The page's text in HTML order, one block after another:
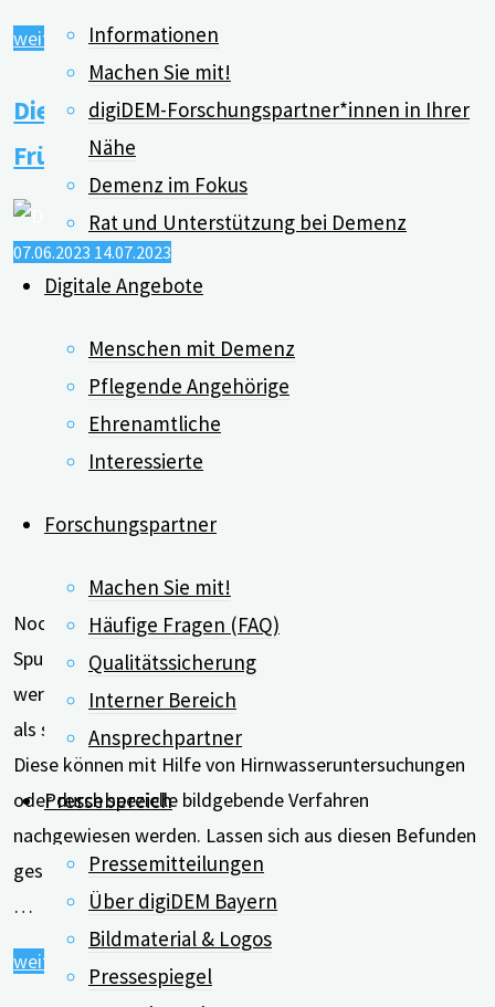
Informationen
Machen Sie mit!
digiDEM-Forschungspartner*innen in Ihrer
Nähe
Demenz im Fokus
Rat und Unterstützung bei Demenz
Digitale Angebote
Menschen mit Demenz
Pflegende Angehörige
Ehrenamtliche
Interessierte
Forschungspartner
Machen Sie mit!
Häufige Fragen (FAQ)
Qualitätssicherung
Interner Bereich
Ansprechpartner
Pressebereich
Pressemitteilungen
Über digiDEM Bayern
Bildmaterial & Logos
Pressespiegel
weiterlesen"Digitale
Biografiearbeit
bei
Menschen
mit
Demenz"
Die Kontroverse um die Alzheimer-
Frühdiagnostik
07.06.2023 14.07.2023
Noch bevor eine Demenz auftritt, kann frühzeitig nach
Spuren biologischer Veränderungen im Gehirn gesucht
werden. Dies sind zum Beispiel Eiweißablagerungen, die
als sogenannte Beta-Amyloid-Proteine bekannt sind.
Diese können mit Hilfe von Hirnwasseruntersuchungen
oder durch spezielle bildgebende Verfahren
nachgewiesen werden. Lassen sich aus diesen Befunden
gesicherte Schlussfolgerungen auf die Entstehung einer
…
weiterlesen
Kontroverse